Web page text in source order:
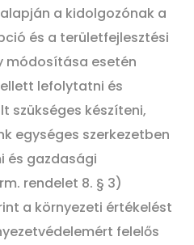
a kidolgozónak a
és a területfejlesztési
módosítása esetén
lefolytatni és
szükséges készíteni,
egységes szerkezetben
és gazdasági
rendelet 8. § 3)
a környezeti értékelést
felelős